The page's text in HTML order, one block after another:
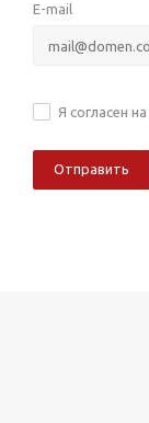
E-mail
Я согласен на